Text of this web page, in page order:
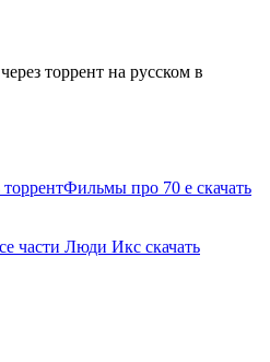
торрент на русском в
Фильмы про 70 е скачать
части Люди Икс скачать